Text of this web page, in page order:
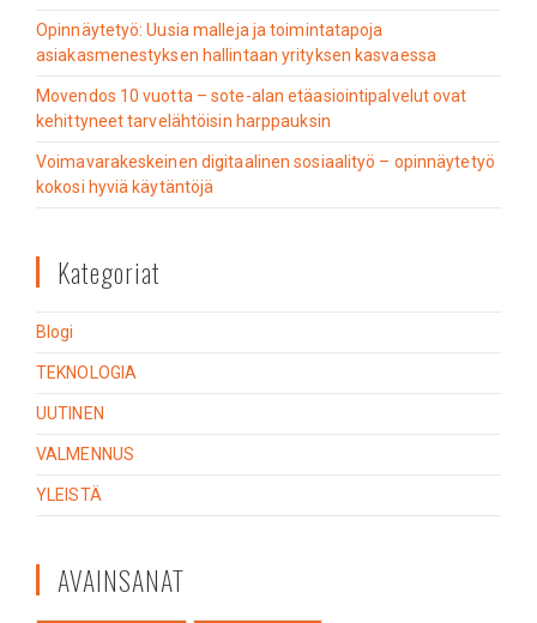
Opinnäytetyö: Uusia malleja ja toimintatapoja
asiakasmenestyksen hallintaan yrityksen kasvaessa
Movendos 10 vuotta – sote-alan etäasiointipalvelut ovat
kehittyneet tarvelähtöisin harppauksin
Voimavarakeskeinen digitaalinen sosiaalityö – opinnäytetyö
kokosi hyviä käytäntöjä
Kategoriat
Blogi
TEKNOLOGIA
UUTINEN
VALMENNUS
YLEISTÄ
AVAINSANAT